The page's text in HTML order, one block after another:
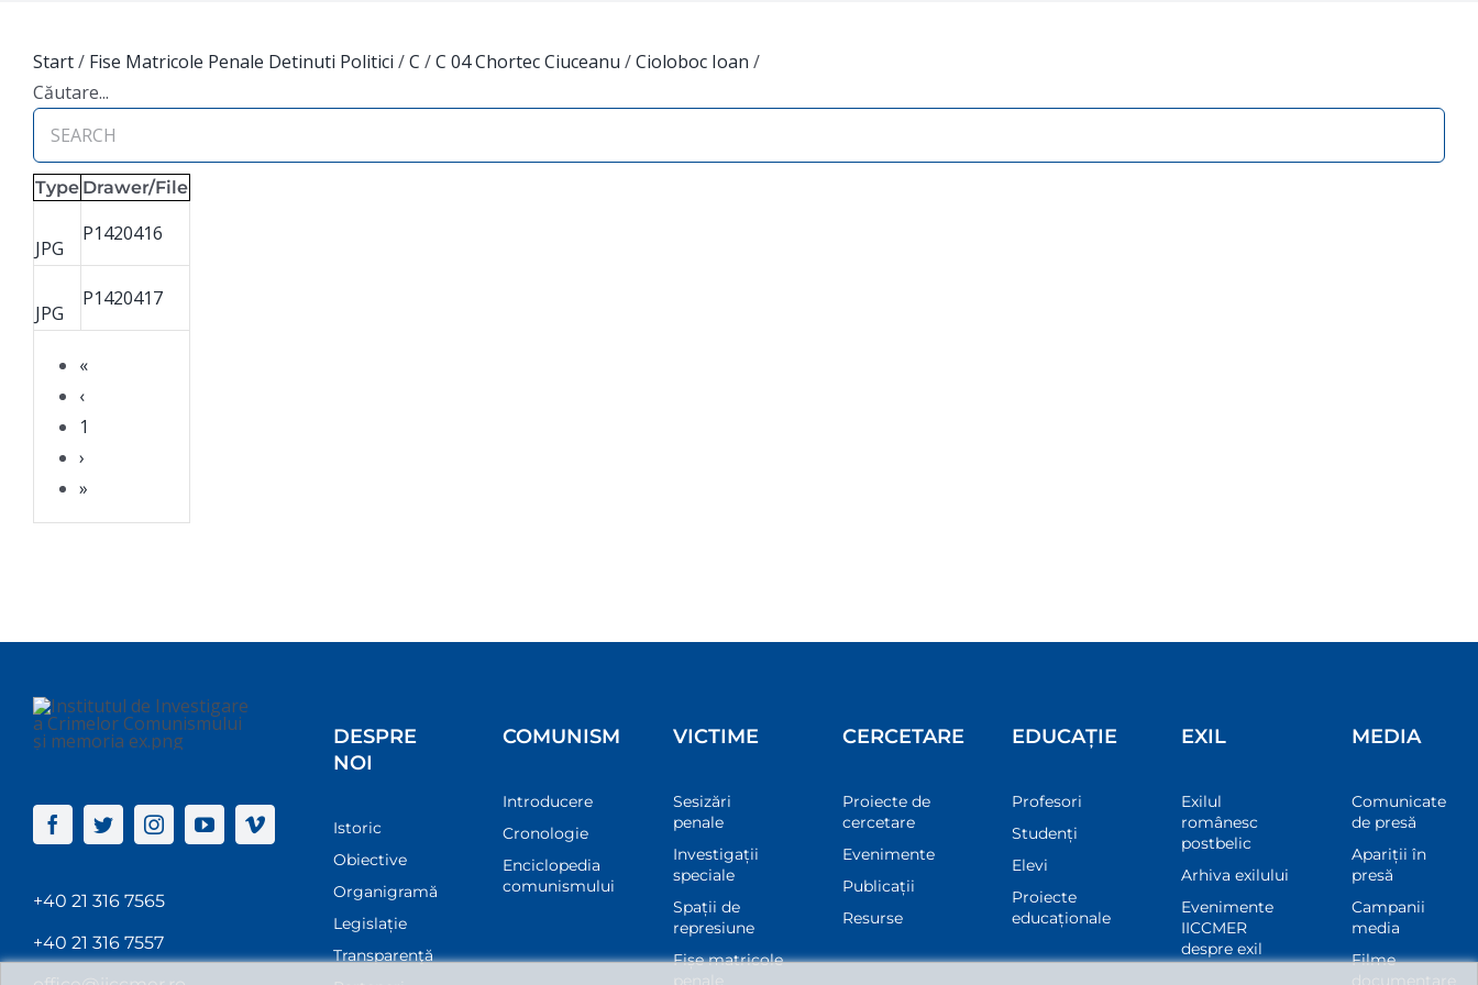
Start/ Fise Matricole Penale Detinuti Politici /C /C 04 Chortec Ciuceanu /Cioloboc Ioan /
Căutare...
Type Drawer/File
«
‹
1
›
»
JPG
P1420416
JPG
P1420417
+40 21 316 7565
+40 21 316 7557
DESPRE
NOI
Istoric
Obiective
Organigramă
Legislație
Transparenţă
COMUNISM
Introducere
Cronologie
Enciclopedia
comunismului
VICTIME
Sesizări
penale
Investigații
speciale
Spații de
represiune
Fișe matricole
penale
CERCETARE
Proiecte de
cercetare
Evenimente
Publicații
Resurse
EDUCAȚIE
Profesori
Studenți
Elevi
Proiecte
educaționale
EXIL
Exilul
românesc
postbelic
Arhiva exilului
Evenimente
IICCMER
despre exil
MEDIA
Comunicate
de presă
Apariții în
presă
Campanii
media
Filme
documentare